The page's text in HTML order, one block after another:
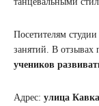
Посетителям студии
занятий. В отзывах
учеников
Адрес: улица